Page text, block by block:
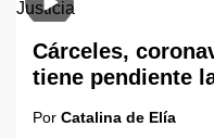
Cárceles,
tiene pendiente
Por Catalina de Elía